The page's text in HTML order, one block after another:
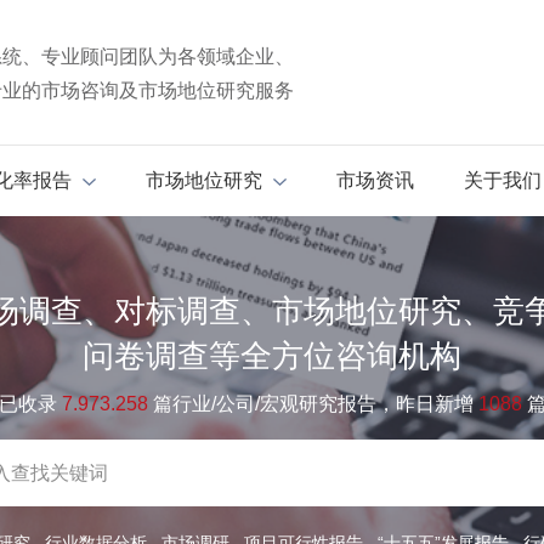
、专业顾问团队为各领域企业、
的市场咨询及市场地位研究服务
率报告 市场地位研究 市场资讯 关于我们
调查、对标调查、市场地位研究、竞
问卷调查等全方位咨询机构
收录 7.973.258 篇行业/公司/宏观研究报告，昨日新增1088